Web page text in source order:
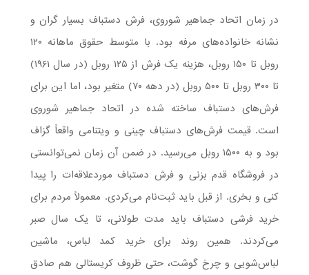
در زمان اتحاد جماهیر شوروی، فرش دستباف بسیار گران و
نشانه خانواده‌های مرفه بود. با متوسط حقوق ماهانه ۱۲۰
روبل تا ۱۵۰ روبل، هزینه یک فرش از ۱۲۵ روبل (در سال ۱۹۶۱)
تا ۳۰۰ روبل تا ۵۰۰ روبل (در دهه ۷۰) متغیر بود، اما این برای
فرش‌های دستباف ساخته شده در اتحاد جماهیر شوروی
است. قیمت فرش‌های دستباف چینی و ویتنامی واقعاً گزاف
بود و به ۱۵۰۰ روبل می‌رسید. در ضمن آن زمان نمی‌توانستی
در فروشگاه قدم بزنی و فرش دستباف موردعلاقه‌ات را پیدا
کنی و بخری. از قبل باید ثبت‌نام می‌کردی. معمولاً مردم برای
خرید فرشی دستباف باید مدت طولانی، تا یک سال صبر
می‌کردند. همین روند برای خرید کمد لباس‌، ماشین‌
لباس‌شویی و چرخ‌ گوشت، حتی ظروف کریستالی هم صادق